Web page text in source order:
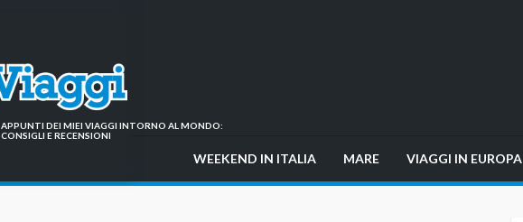
APPUNTI DEI MIEI VIAGGI INTORNO AL MONDO:
CONSIGLI E RECENSIONI
WEEKEND IN ITALIA MARE VIAGGI IN EUROPA